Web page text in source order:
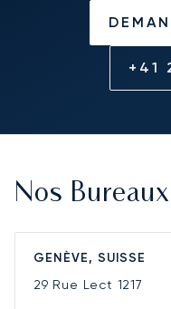
+41
Nos Bureaux
GENÈVE, SUISSE
29 Rue Lect 1217